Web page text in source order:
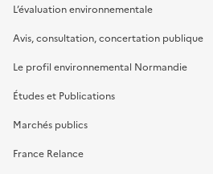
L’évaluation environnementale
Avis, consultation, concertation publique
Le profil environnemental Normandie
Études et Publications
Marchés publics
France Relance